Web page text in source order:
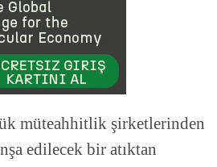
müteahhitlik şirketlerinden
edilecek bir atıktan